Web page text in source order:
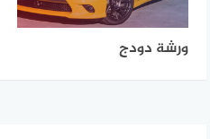
ورشة دودج